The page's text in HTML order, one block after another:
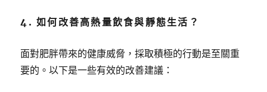
4. 如何改善高熱量飲食與靜態生活？
面對肥胖帶來的健康威脅，採取積極的行動是至關重
要的。以下是一些有效的改善建議：